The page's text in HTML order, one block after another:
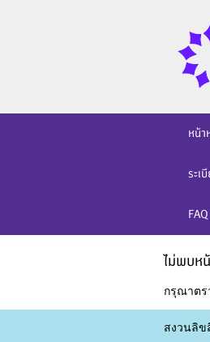
หน้
ระเ
ไม่พบห
กรุณาตร
สงวนลิ